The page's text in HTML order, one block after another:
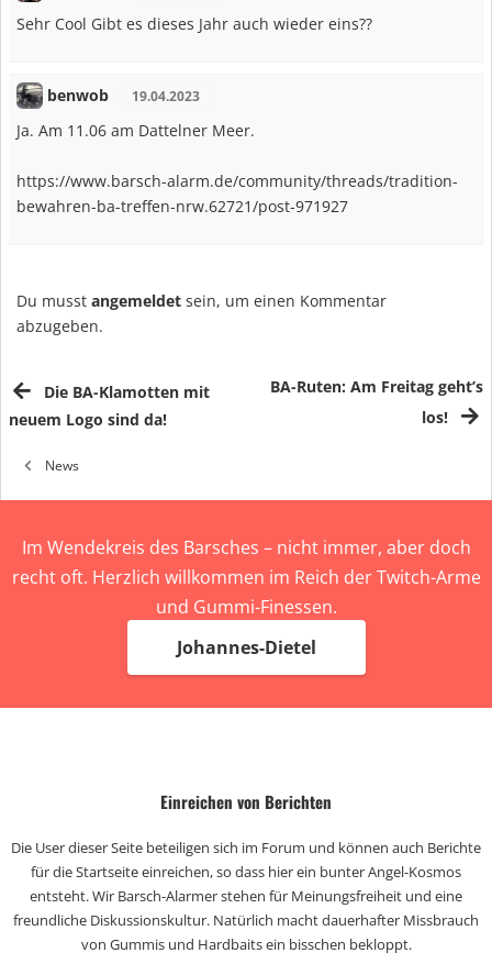
Sehr Cool Gibt es dieses Jahr auch wieder eins??
benwob 19.04.2023
Ja. Am 11.06 am Dattelner Meer.
https://www.barsch-alarm.de/community/threads/tradition-
bewahren-ba-treffen-nrw.62721/post-971927
Du musst angemeldet sein, um einen Kommentar
abzugeben.
Die BA-Klamotten mit
neuem Logo sind da!
BA-Ruten: Am Freitag geht’s
los!
News
Im Wendekreis des Barsches – nicht immer, aber doch
recht oft. Herzlich willkommen im Reich der Twitch-Arme
und Gummi-Finessen.
Johannes-Dietel
Einreichen von Berichten
Die User dieser Seite beteiligen sich im Forum und können auch Berichte
für die Startseite einreichen, so dass hier ein bunter Angel-Kosmos
entsteht. Wir Barsch-Alarmer stehen für Meinungsfreiheit und eine
freundliche Diskussionskultur. Natürlich macht dauerhafter Missbrauch
von Gummis und Hardbaits ein bisschen bekloppt.